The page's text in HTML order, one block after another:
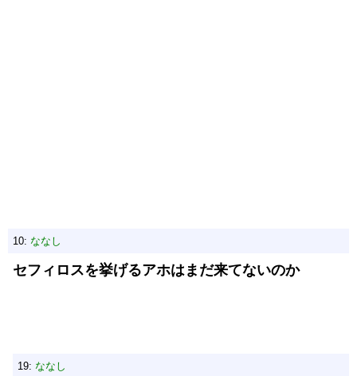
10: ななし
セフィロスを挙げるアホはまだ来てないのか
19: ななし